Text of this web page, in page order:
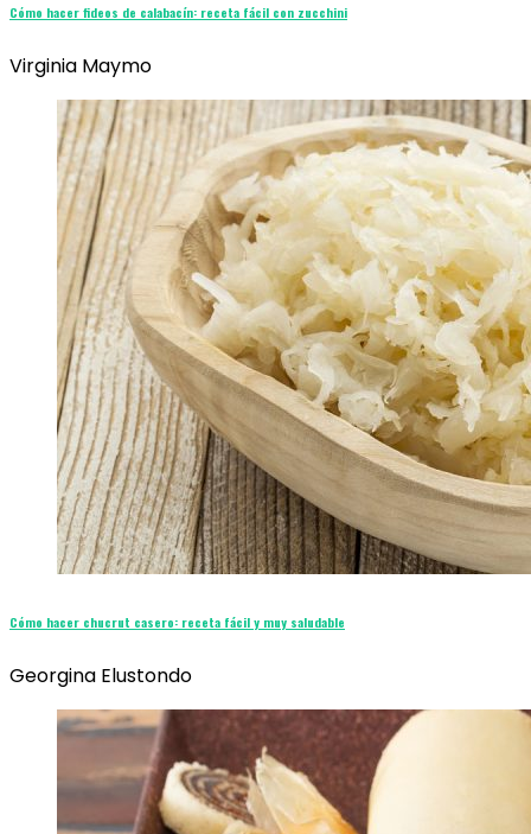
Cómo hacer fideos de calabacín: receta fácil con zucchini
Virginia Maymo
Cómo hacer chucrut casero: receta fácil y muy saludable
Georgina Elustondo